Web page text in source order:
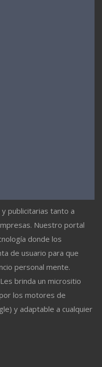
publicitarias tanto a
Nuestro portal
donde los
de usuario para que
personal mente.
brinda un micrositio
los motores de
y adaptable a cualquier